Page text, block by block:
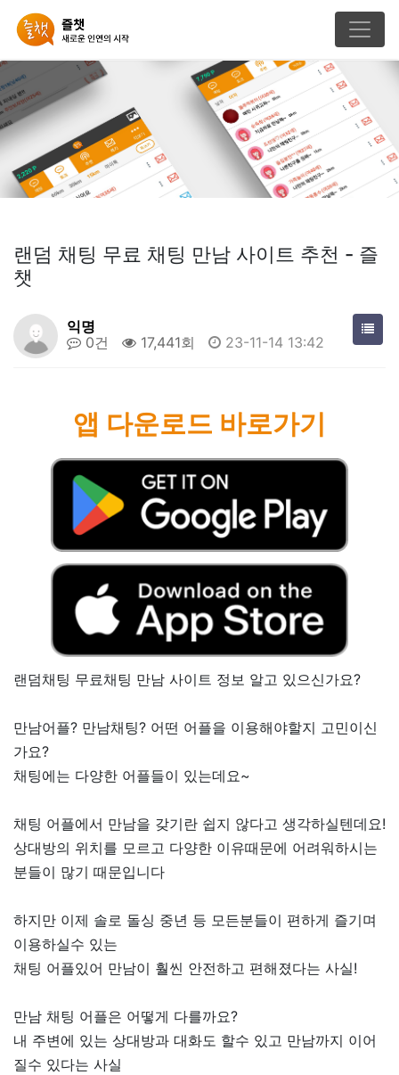
랜덤 채팅 무료 채팅 만남 사이트 추천 - 즐
챗
익명
0건
17,441회 23-11-14 13:42
앱 다운로드 바로가기
랜덤채팅 무료채팅 만남 사이트 정보 알고 있으신가요?
만남어플? 만남채팅? 어떤 어플을 이용해야할지 고민이신
가요?
채팅에는 다양한 어플들이 있는데요~
채팅 어플에서 만남을 갖기란 쉽지 않다고 생각하실텐데요!
상대방의 위치를 모르고 다양한 이유때문에 어려워하시는
분들이 많기 때문입니다
하지만 이제 솔로 돌싱 중년 등 모든분들이 편하게 즐기며
이용하실수 있는
채팅 어플있어 만남이 훨씬 안전하고 편해졌다는 사실!
만남 채팅 어플은 어떻게 다를까요?
내 주변에 있는 상대방과 대화도 할수 있고 만남까지 이어
질수 있다는 사실